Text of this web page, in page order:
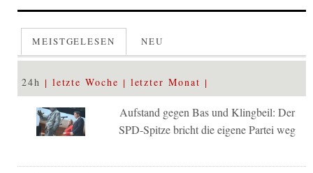
MEISTGELESEN NEU
24h letzte Woche letzter Monat
Aufstand gegen Bas und Klingbeil: Der
SPD-Spitze bricht die eigene Partei weg